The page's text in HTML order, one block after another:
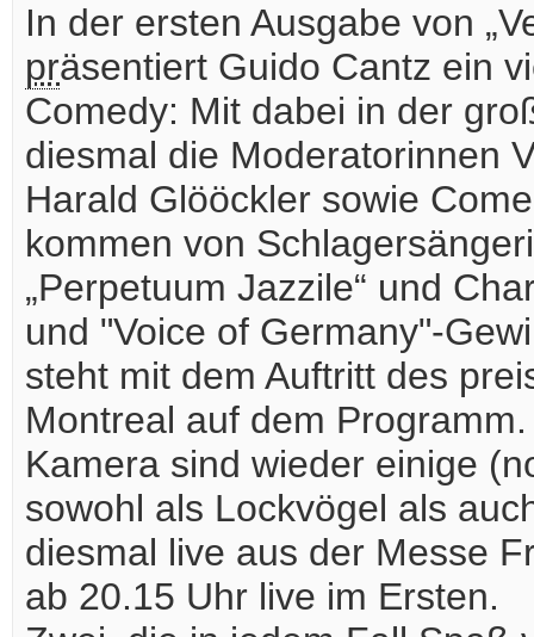
In der ersten Ausgabe von
präsentiert Guido Cantz ein
Comedy: Mit dabei in der
diesmal die Moderatorinnen
Harald Glööckler sowie
kommen von
„Perpetuum Jazzile“ und
und "Voice of Germany"-
steht mit dem Auftritt des
Montreal auf dem
Kamera sind wieder einige
sowohl als Lockvögel als
diesmal live aus der Messe
ab 20.15 Uhr live im Ersten.